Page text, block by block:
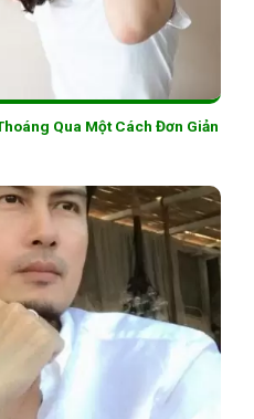
Qua Một Cách Đơn Giản